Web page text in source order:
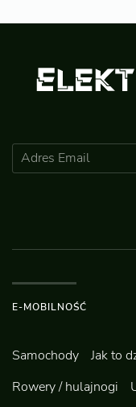
E-MOBILNOŚĆ
Samochody Jak to
Rowery / hulajnogi